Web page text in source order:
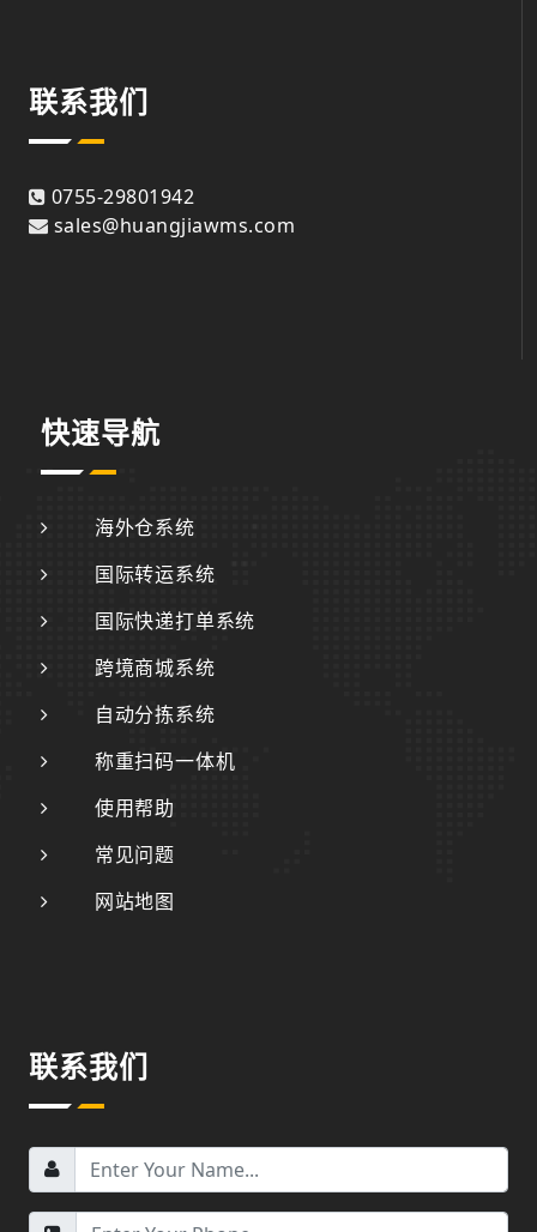
联系我们
0755-29801942
sales@huangjiawms.com
快速导航
海外仓系统
国际转运系统
国际快递打单系统
跨境商城系统
自动分拣系统
称重扫码一体机
使用帮助
常见问题
网站地图
联系我们